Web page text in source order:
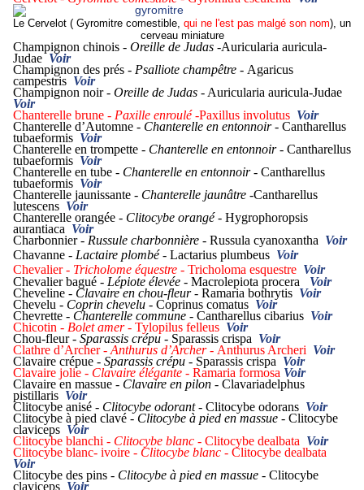
Le Cervelot ( Gyromitre comestible, qui ne l'est pas malgé son nom), un
cerveau miniature
Champignon chinois - Oreille de Judas -Auricularia auricula-
JudaeVoir
Champignon des prés - Psalliote champêtre - Agaricus
campestris Voir
Champignon noir - Oreille de Judas - Auricularia auricula-Judae
Voir
Chanterelle brune - Paxille enroulé-Paxillus involutus Voir
Chanterelle d’Automne - Chanterelle en entonnoir - Cantharellus
tubaeformis Voir
Chanterelle en trompette - Chanterelle en entonnoir - Cantharellus
tubaeformis Voir
Chanterelle en tube - Chanterelle en entonnoir - Cantharellus
tubaeformis Voir
Chanterelle jaunissante - Chanterelle jaunâtre -Cantharellus
lutescens Voir
Chanterelle orangée - Clitocybe orangé - Hygrophoropsis
aurantiaca Voir
Charbonnier - Russule charbonnière - Russula cyanoxantha Voir
Chavanne - Lactaire plombé - Lactarius plumbeus Voir
Chevalier - Tricholome équestre - Tricholoma esquestre Voir
Chevalier bagué - Lépiote élevée - Macrolepiota procera Voir
Cheveline - Clavaire en chou-fleur - Ramaria bothrytis Voir
Chevelu - Coprin chevelu - Coprinus comatus Voir
Chevrette - Chanterelle commune - Cantharellus cibarius Voir
Chicotin - Bolet amer - Tylopilus felleus Voir
Chou-fleur - Sparassis crépu - Sparassis crispa Voir
Clathre d’Archer - Anthurus d’Archer - Anthurus Archeri Voir
Clavaire crépue - Sparassis crépu - Sparassis crispa Voir
Clavaire jolie - Clavaire élégante - Ramaria formosa Voir
Clavaire en massue - Clavaire en pilon - Clavariadelphus
pistillaris Voir
Clitocybe anisé - Clitocybe odorant - Clitocybe odorans Voir
Clitocybe à pied clavé - Clitocybe à pied en massue - Clitocybe
claviceps Voir
Clitocybe blanchi - Clitocybe blanc - Clitocybe dealbata Voir
Clitocybe blanc- ivoire - Clitocybe blanc - Clitocybe dealbata
Voir
Clitocybe des pins - Clitocybe à pied en massue - Clitocybe
claviceps Voir